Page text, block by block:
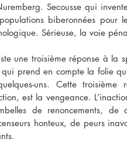
Secousse qui
biberonnées pour
Sérieuse, la voie
une troisième réponse à la
qui prend en compte la folie
uns. Cette
est la vengeance.
de renoncements,
honteux, de peurs